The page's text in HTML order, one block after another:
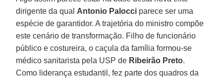
dirigente da qual Antonio Palocci parece ser uma
espécie de garantidor. A trajetória do ministro compõe
este cenário de transformação. Filho de funcionário
público e costureira, o caçula da família formou-se
médico sanitarista pela USP de Ribeirão Preto.
Como liderança estudantil, fez parte dos quadros da